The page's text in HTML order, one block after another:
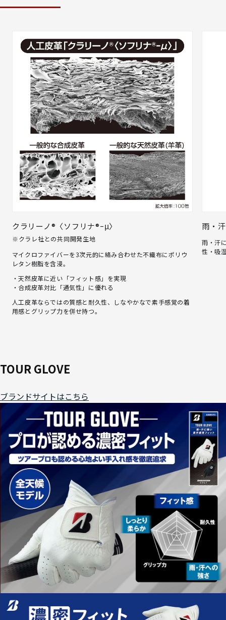
クラリーノ®〈ソフリナ®ｰμ〉
※クラレ社との共同開発生地
マイクロファイバーを3次元的に絡み合わせた不織布にポリウ
レタン樹脂を含浸。
・天然皮革に近い「フィット感」を実現
・合成皮革対比「通気性」に優れる
人工皮革ならではの質感と耐久性、しなやかなで素手感覚の着
用感とグリップ力を併せ持つ。
雨・
雨・汗
性・吸
TOUR GLOVE
ブランドサイトはこちら